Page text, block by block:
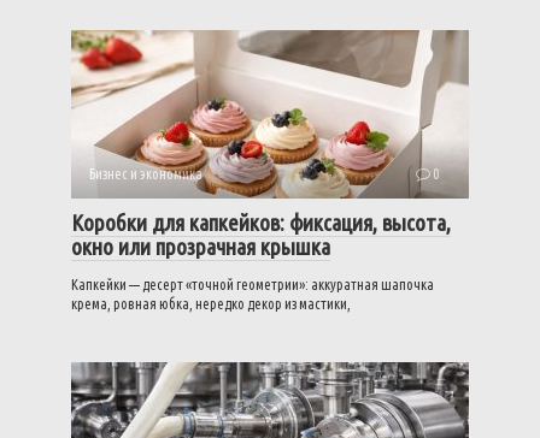
Бизнес и экономика 0
Коробки для капкейков: фиксация, высота,
окно или прозрачная крышка
Капкейки — десерт «точной геометрии»: аккуратная шапочка
крема, ровная юбка, нередко декор из мастики,